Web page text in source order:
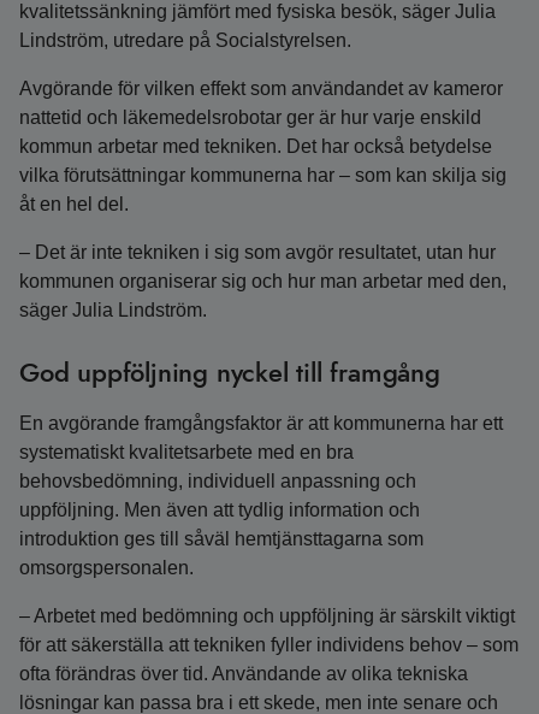
kvalitetssänkning jämfört med fysiska besök, säger Julia
Lindström, utredare på Socialstyrelsen.
Avgörande för vilken effekt som användandet av kameror
nattetid och läkemedelsrobotar ger är hur varje enskild
kommun arbetar med tekniken. Det har också betydelse
vilka förutsättningar kommunerna har – som kan skilja sig
åt en hel del.
– Det är inte tekniken i sig som avgör resultatet, utan hur
kommunen organiserar sig och hur man arbetar med den,
säger Julia Lindström.
God uppföljning nyckel till framgång
En avgörande framgångsfaktor är att kommunerna har ett
systematiskt kvalitetsarbete med en bra
behovsbedömning, individuell anpassning och
uppföljning. Men även att tydlig information och
introduktion ges till såväl hemtjänsttagarna som
omsorgspersonalen.
– Arbetet med bedömning och uppföljning är särskilt viktigt
för att säkerställa att tekniken fyller individens behov – som
ofta förändras över tid. Användande av olika tekniska
lösningar kan passa bra i ett skede, men inte senare och